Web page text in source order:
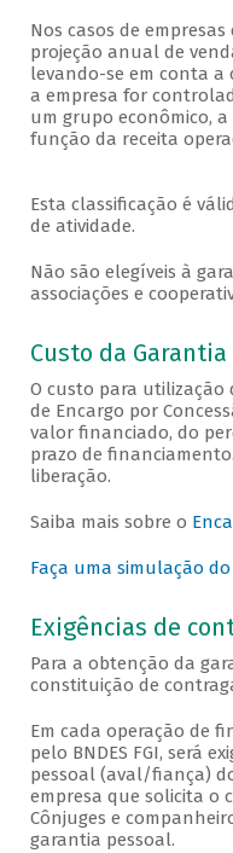
Nos casos de
projeção anual de
levando-se em conta
a empresa for
um grupo econômico,
função da receita
Esta classificação é
de atividade.
Não são elegíveis à
associações e
Custo da Garantia
O custo para utilização
de Encargo por
valor financiado, do
prazo de financiamento.
liberação.
Saiba mais sobre o
Faça uma simulação do
Exigências de
Para a obtenção da
constituição de
Em cada operação de
pelo BNDES FGI, será
pessoal (aval/fiança)
empresa que solicita o
Cônjuges e
garantia pessoal.